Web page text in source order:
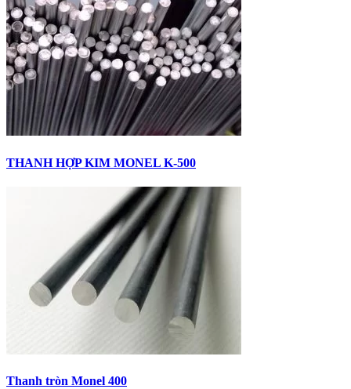
THANH HỢP KIM MONEL K-500
Thanh tròn Monel 400